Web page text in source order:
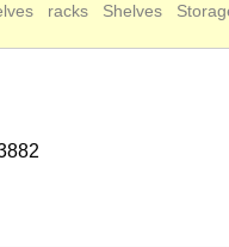
racks Shelves